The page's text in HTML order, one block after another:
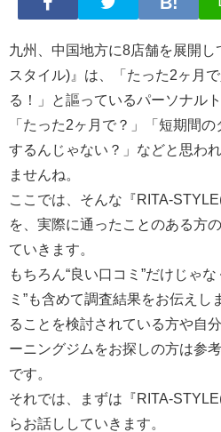
九州、中国地方に8店舗を展開
スタイル)』は、「たった2ヶ月
る！」と謳っているパーソナル
「たった2ヶ月で？」「短期間
するんじゃない？」などと思わ
ませんね。
ここでは、そんな『RITA-
を、実際に通ったことのある方
ていきます。
もちろん“良い口コミ”だけじゃ
ミ”も含めて調査結果をお伝えし
ることを検討されている方や自
ーニングジムをお探しの方は参
です。
それでは、まずは『RITA-
らお話ししていきます。